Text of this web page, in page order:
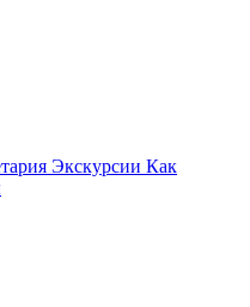
Экскурсии Как